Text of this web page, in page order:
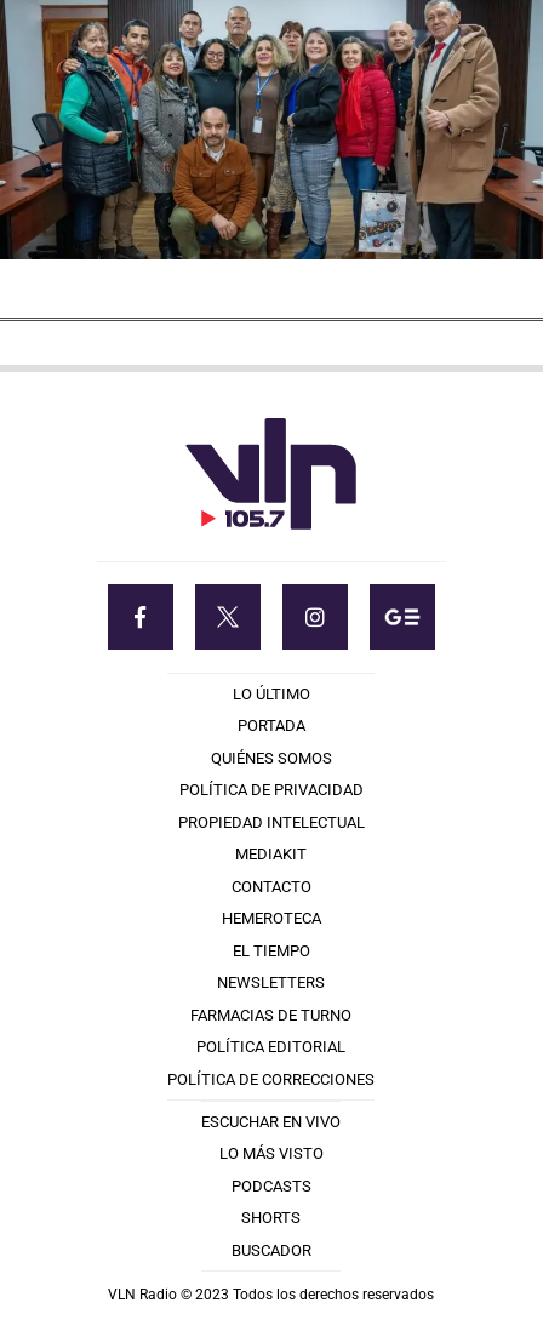
LO ÚLTIMO
PORTADA
QUIÉNES SOMOS
POLÍTICA DE PRIVACIDAD
PROPIEDAD INTELECTUAL
MEDIAKIT
CONTACTO
HEMEROTECA
EL TIEMPO
NEWSLETTERS
FARMACIAS DE TURNO
POLÍTICA EDITORIAL
POLÍTICA DE CORRECCIONES
ESCUCHAR EN VIVO
LO MÁS VISTO
PODCASTS
SHORTS
BUSCADOR
VLN Radio © 2023 Todos los derechos reservados